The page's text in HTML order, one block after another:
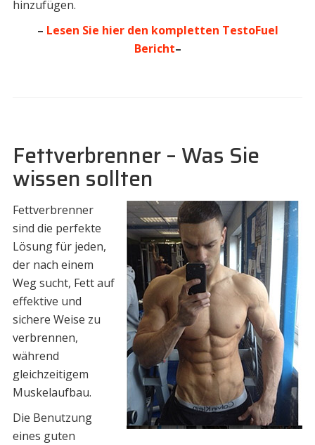
hinzufügen.
– Lesen Sie hier den kompletten TestoFuel
Bericht–
Fettverbrenner – Was Sie
wissen sollten
Fettverbrenner
sind die perfekte
Lösung für jeden,
der nach einem
Weg sucht, Fett auf
effektive und
sichere Weise zu
verbrennen,
während
gleichzeitigem
Muskelaufbau.
Die Benutzung
eines guten